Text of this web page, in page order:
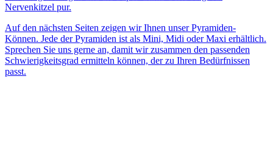
Nervenkitzel pur.
Auf den nächsten Seiten zeigen wir Ihnen unser Pyramiden-
Können. Jede der Pyramiden ist als Mini, Midi oder Maxi erhältlich.
Sprechen Sie uns gerne an, damit wir zusammen den passenden
Schwierigkeitsgrad ermitteln können, der zu Ihren Bedürfnissen
passt.